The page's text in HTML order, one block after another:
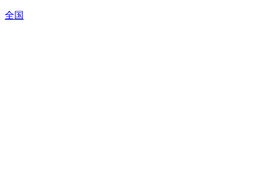
全国